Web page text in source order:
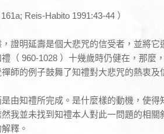
Reis-Habito 1991:43-44 ）
證明延壽是個大悲咒的信受者，並將它
（ 960-1028 ）十幾歲時仍健在，那麼
師的例子鼓舞了知禮對大悲咒的熱衷及
由知禮所完成。是什麼樣的動機，使得
我並未找到知禮本人對此一問題的相關
釋。